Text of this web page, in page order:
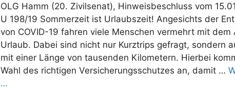
OLG Hamm (20. Zivilsenat), Hinweisbeschluss vom
U 198/19 Sommerzeit ist Urlaubszeit! Angesichts der
von COVID-19 fahren viele Menschen vermehrt mit dem
Urlaub. Dabei sind nicht nur Kurztrips gefragt, sondern
mit einer Länge von tausenden Kilometern. Hierbei
Wahl des richtigen Versicherungsschutzes an, damit …
…